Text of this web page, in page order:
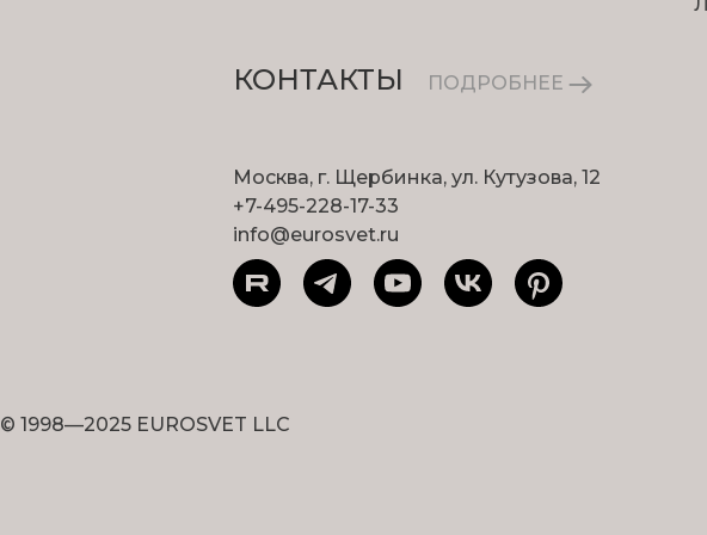
КОНТАКТЫ ПОДРОБНЕЕ
Москва, г. Щербинка, ул. Кутузова, 12
+7-495-228-17-33
info@eurosvet.ru
© 1998—2025 EUROSVET LLC